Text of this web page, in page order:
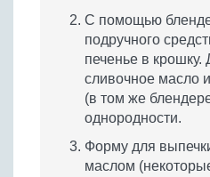
С помощью
подручного
печенье в
сливочное масло
(в том же
однородности.
Форму для
маслом